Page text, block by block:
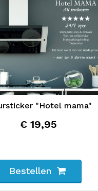
"Hotel mama"
€ 19,95
Bestellen